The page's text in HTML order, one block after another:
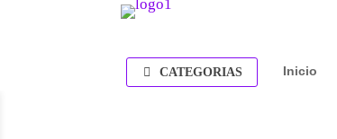
CATEGORIAS Inicio